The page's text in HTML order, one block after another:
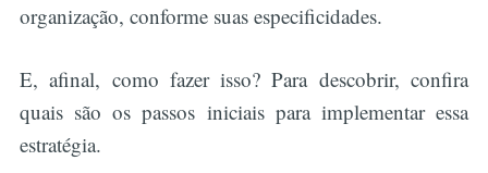
organização, conforme suas especificidades.
E, afinal, como fazer isso? Para descobrir, confira
quais são os passos iniciais para implementar essa
estratégia.